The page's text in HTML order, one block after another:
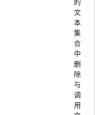
文
本
集
合
中
删
除
与
调
用